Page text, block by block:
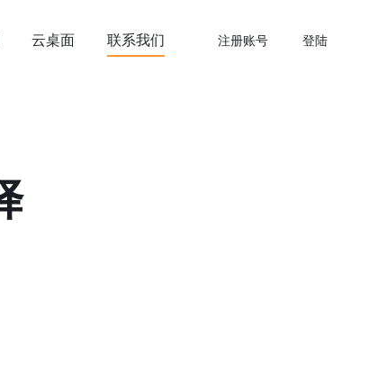
云桌面 联系我们 注册账号 登陆